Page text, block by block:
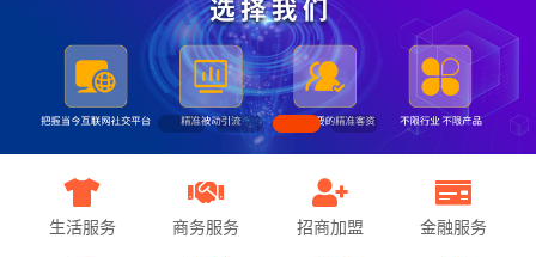
生活服务 商务服务 招商加盟 金融服务